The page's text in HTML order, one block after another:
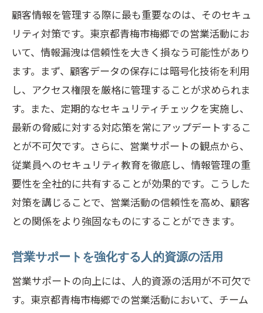
ネス成長の可能性
地域ビジネスの活性化を促進する方法
営業サポートが地域経済に与える影響
市場拡大を視野に入れた営業戦略
地域密着型営業がもたらす長期的利益
地域特性を活かした差別化戦略
地域の声を反映した製品・サービス開発
顧客情報を管理する際に最も重要なのは、そのセキュ
リティ対策です。東京都青梅市梅郷での営業活動にお
いて、情報漏洩は信頼性を大きく損なう可能性があり
ます。まず、顧客データの保存には暗号化技術を利用
し、アクセス権限を厳格に管理することが求められま
す。また、定期的なセキュリティチェックを実施し、
最新の脅威に対する対応策を常にアップデートするこ
とが不可欠です。さらに、営業サポートの観点から、
従業員へのセキュリティ教育を徹底し、情報管理の重
要性を全社的に共有することが効果的です。こうした
対策を講じることで、営業活動の信頼性を高め、顧客
との関係をより強固なものにすることができます。
営業サポートを強化する人的資源の活用
営業サポートの向上には、人的資源の活用が不可欠で
す。東京都青梅市梅郷での営業活動において、チーム